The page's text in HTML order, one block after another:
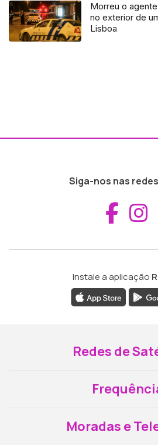
Morreu o
no exterior de
Lisboa
Siga-nos nas
Instale a aplicação
Redes de
Moradas e